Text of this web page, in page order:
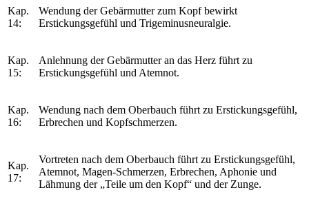
Kap.
14:
Wendung der Gebärmutter zum Kopf bewirkt
Erstickungsgefühl und Trigeminusneuralgie.
Kap.
15:
Anlehnung der Gebärmutter an das Herz führt zu
Erstickungsgefühl und Atemnot.
Kap.
16:
Wendung nach dem Oberbauch führt zu Erstickungsgefühl,
Erbrechen und Kopfschmerzen.
Kap.
17:
Vortreten nach dem Oberbauch führt zu Erstickungsgefühl,
Atemnot, Magen-Schmerzen, Erbrechen, Aphonie und
Lähmung der „Teile um den Kopf“ und der Zunge.